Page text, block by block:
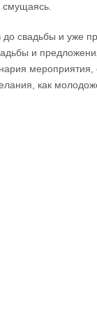
смущаясь.
до свадьбы и уже
и
как